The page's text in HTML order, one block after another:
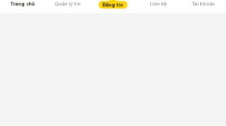
Trang chủ Quản lý tin Đăng tin Liên hệ Tài khoản